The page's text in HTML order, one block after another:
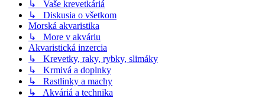
↳ Vaše krevetkáriá
↳ Diskusia o všetkom
Morská akvaristika
↳ More v akváriu
Akvaristická inzercia
↳ Krevetky, raky, rybky, slimáky
↳ Krmivá a doplnky
↳ Rastlinky a machy
↳ Akváriá a technika